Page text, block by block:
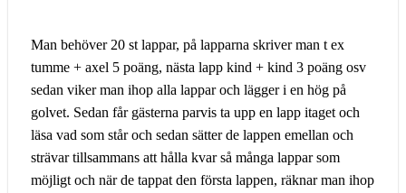
Man behöver 20 st lappar, på lapparna skriver man t ex
tumme + axel 5 poäng, nästa lapp kind + kind 3 poäng osv
sedan viker man ihop alla lappar och lägger i en hög på
golvet. Sedan får gästerna parvis ta upp en lapp itaget och
läsa vad som står och sedan sätter de lappen emellan och
strävar tillsammans att hålla kvar så många lappar som
möjligt och när de tappat den första lappen, räknar man ihop